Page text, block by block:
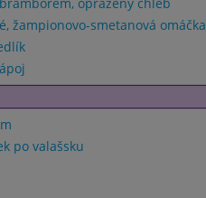
žampionovo-smetanová omáčka
po valašsku